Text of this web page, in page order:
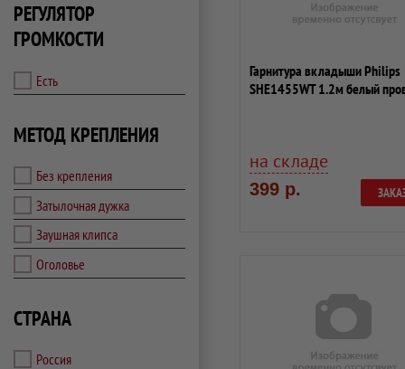
РЕГУЛЯТОР
ГРОМКОСТИ
Есть
МЕТОД КРЕПЛЕНИЯ
Без крепления
Затылочная дужка
Заушная клипса
Оголовье
СТРАНА
Россия
Гарнитура вкладыши Philips
SHE1455WT 1.2м белый
на складе
399 р.